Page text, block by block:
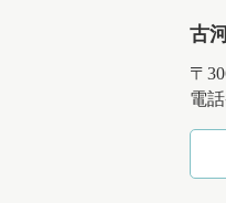
古
〒
電